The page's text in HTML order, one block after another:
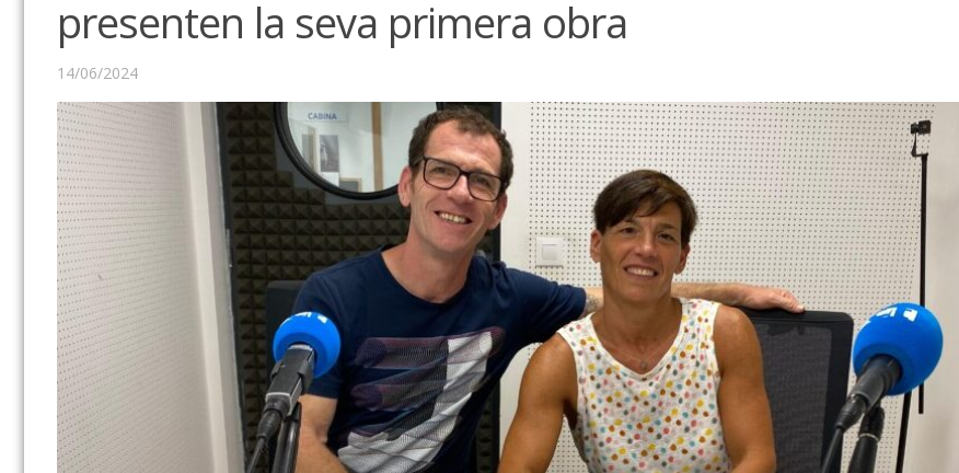
presenten la seva primera obra
14/06/2024